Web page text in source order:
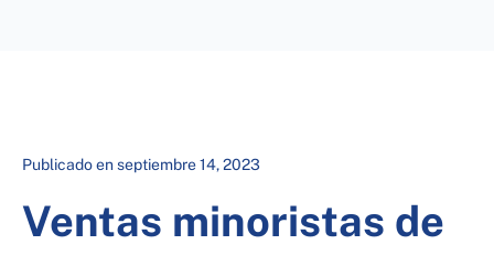
Publicado enseptiembre 14, 2023
Ventas minoristas de